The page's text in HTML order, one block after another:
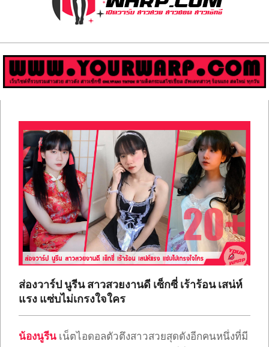
ส่อง
วาร์
ป
สวย
มีชื่อ
เสียง
คน
ดัง
คน
กระแส
เซ็กซี่
ONLYFANS
TIKTOK
Navigation
ส่องวาร์ป นูรีน สาวสวยงานดี เซ็กซี่ เร้าร้อน เสน่ห์
แรง แซ่บไม่เกรงใจใคร
น้องนูรีน เน็ตไอดอลตัวตึงสาวสวยสุดดังอีกคนหนึ่งที่มี